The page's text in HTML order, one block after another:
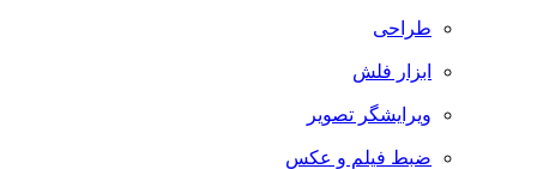
طراحی
ابزار فلش
ویرایشگر تصویر
ضبط فيلم و عكس